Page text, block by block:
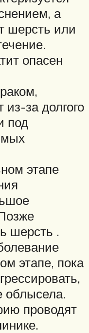
а
шерсть или
опасен
из-за долгого
под
этапе
шерсть .
этапе, пока
облысела.
проводят